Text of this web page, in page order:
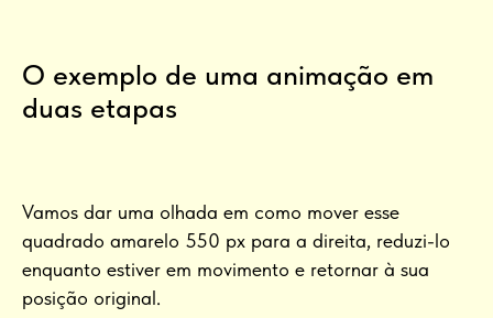
O exemplo de uma animação em
duas etapas
Vamos dar uma olhada em como mover esse
quadrado amarelo 550 px para a direita, reduzi-lo
enquanto estiver em movimento e retornar à sua
posição original.